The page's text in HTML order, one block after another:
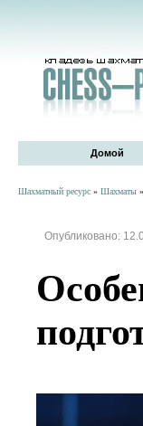
Домой
Шахматный ресурс » Шахматы »
Опубликовано: